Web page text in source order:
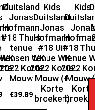
Duitsland
Jonas
Hofmann
#18 Thuis
tenue
WK
Korte
Mouw
€39.89
Kids
Duitsland
Jonas
Hofmann
#18 Uit
tenue WK
2022 Korte
Mouw (+
Korte
broeken)
Kids
Jonas
#18
tenue
2022
Mouw
Korte